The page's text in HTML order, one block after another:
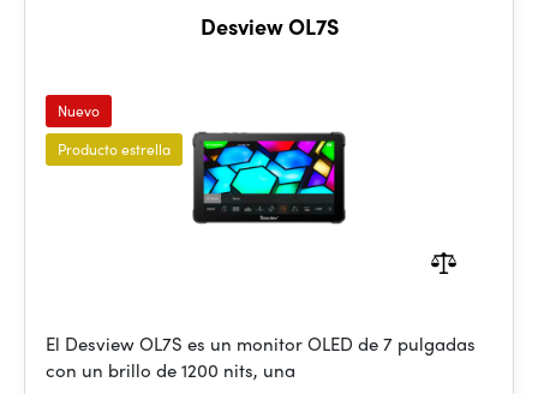
Desview OL7S
Nuevo
Producto estrella
El Desview OL7S es un monitor OLED de 7 pulgadas
con un brillo de 1200 nits, una